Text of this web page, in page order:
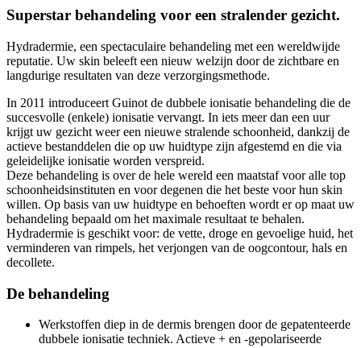
Superstar behandeling voor een stralender gezicht.
Hydradermie, een spectaculaire behandeling met een wereldwijde
reputatie. Uw skin beleeft een nieuw welzijn door de zichtbare en
langdurige resultaten van deze verzorgingsmethode.
In 2011 introduceert Guinot de dubbele ionisatie behandeling die de
succesvolle (enkele) ionisatie vervangt. In iets meer dan een uur
krijgt uw gezicht weer een nieuwe stralende schoonheid, dankzij de
actieve bestanddelen die op uw huidtype zijn afgestemd en die via
geleidelijke ionisatie worden verspreid.
Deze behandeling is over de hele wereld een maatstaf voor alle top
schoonheidsinstituten en voor degenen die het beste voor hun skin
willen. Op basis van uw huidtype en behoeften wordt er op maat uw
behandeling bepaald om het maximale resultaat te behalen.
Hydradermie is geschikt voor: de vette, droge en gevoelige huid, het
verminderen van rimpels, het verjongen van de oogcontour, hals en
decollete.
De behandeling
Werkstoffen diep in de dermis brengen door de gepatenteerde
dubbele ionisatie techniek. Actieve + en -gepolariseerde